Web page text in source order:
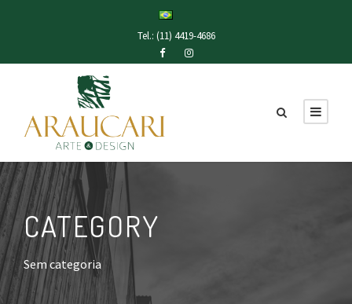
Tel.: (11) 4419-4686
CATEGORY
Sem categoria